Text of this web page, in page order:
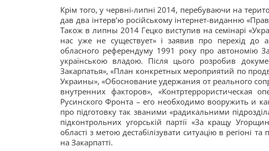
Крім того, у червні-липні 2014, перебуваючи на
дав два інтерв’ю російському інтернет-виданню
Також в липны 2014 Гецко виступив на семінарі
нас уже не существует» і заявив про перехід до
обласного референдуму 1991 року про автономію
українською владою. Після цього розробив
Закарпатья», «План конкретных мероприятий по
Украины», «Обоснование удержания от реального
внутренних факторов», «Контртеррористическая
Русинского Фронта – его необходимо вооружить и
про підготовку так званими «радикальними
підконтрольних угорській партії «За кращу
області з метою дестабілізувати ситуацію в регіоні
на Закарпатті.